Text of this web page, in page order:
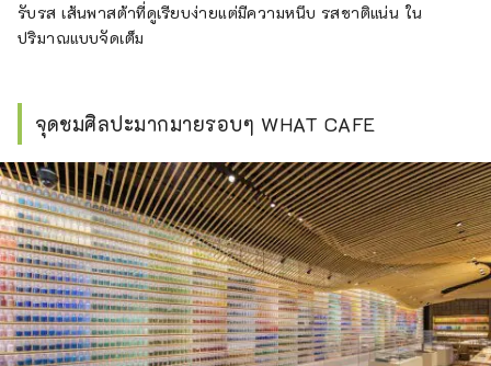
รับรส เส้นพาสต้าที่ดูเรียบง่ายแต่มีความหนึบ รสชาติแน่น ใน
ปริมาณแบบจัดเต็ม
จุดชมศิลปะมากมายรอบๆ WHAT CAFE